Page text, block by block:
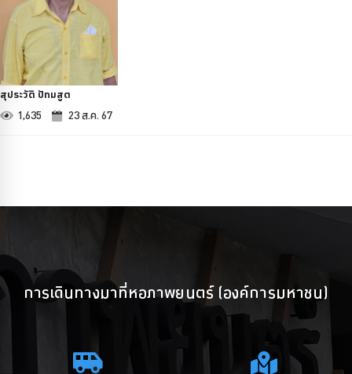
สุประวัติ ปัทมสูต
1,635 23 ส.ค. 67
การเดินทางมาที่หอภาพยนตร์ (องค์การมหาชน)